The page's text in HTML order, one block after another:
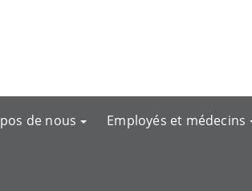
de nous Employés et médecins